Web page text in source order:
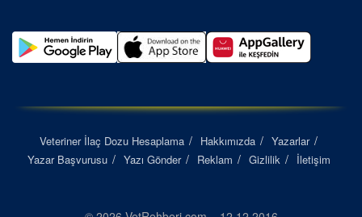
Veteriner İlaç Dozu Hesaplama Hakkımızda
Yazarlar
Yazar Başvurusu
Yazı Gönder Reklam Gizlilik İletişim